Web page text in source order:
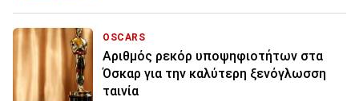
OSCARS
Αριθμός ρεκόρ υποψηφιοτήτων στα
Όσκαρ για την καλύτερη ξενόγλωσση
ταινία